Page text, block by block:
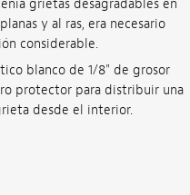
grietas desagradables en
y al ras, era necesario
considerable.
blanco de 1/8" de grosor
protector para distribuir una
desde el interior.